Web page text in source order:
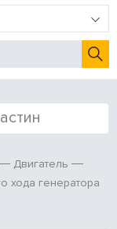
Двигатель
хода генератора